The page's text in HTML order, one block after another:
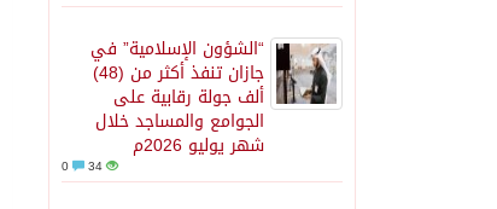
“الشؤون الإسلامية” في
جازان تنفذ أكثر من (48)
ألف جولة رقابية على
الجوامع والمساجد خلال
شهر يوليو 2026م
34